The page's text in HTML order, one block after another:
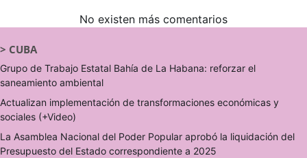
No existen más comentarios
> CUBA
Grupo de Trabajo Estatal Bahía de La Habana: reforzar el
saneamiento ambiental
Actualizan implementación de transformaciones económicas y
sociales (+Video)
La Asamblea Nacional del Poder Popular aprobó la liquidación del
Presupuesto del Estado correspondiente a 2025